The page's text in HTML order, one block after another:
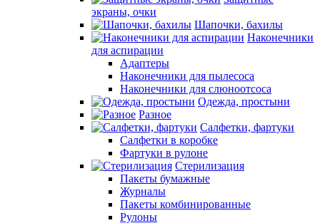
экраны, очки
Шапочки, бахилы
Наконечники
для аспирации
Адаптеры
Наконечники для пылесоса
Наконечники для слюноотсоса
Одежда, простыни
Разное
Салфетки, фартуки
Салфетки в коробке
Фартуки в рулоне
Стерилизация
Пакеты бумажные
Журналы
Пакеты комбинированные
Рулоны